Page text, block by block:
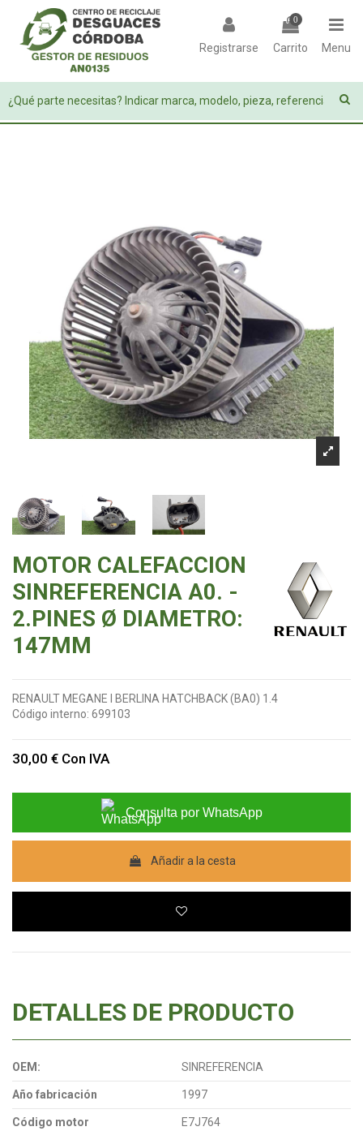
Registrarse
0
Carrito Menu
MOTOR CALEFACCION
SINREFERENCIA A0. -
2.PINES Ø DIAMETRO:
147MM
RENAULT MEGANE I BERLINA HATCHBACK (BA0) 1.4
Código interno: 699103
30,00 € Con IVA
Consulta por WhatsApp
Añadir a la cesta
DETALLES DE PRODUCTO
OEM: SINREFERENCIA
Año fabricación 1997
Código motor E7J764